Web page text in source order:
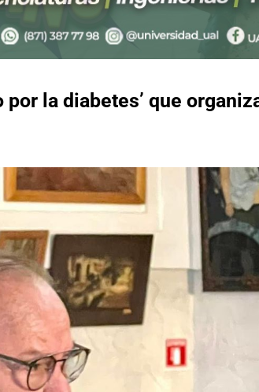
por la diabetes’ que